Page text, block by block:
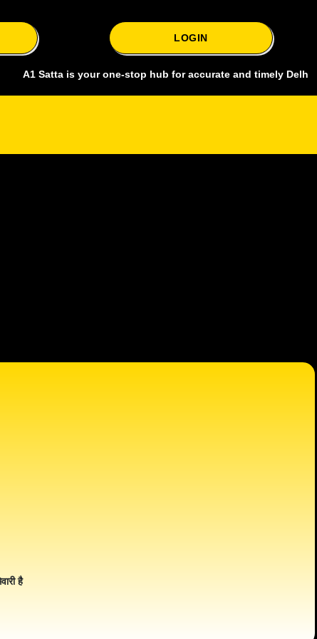
LOGIN
is your one-stop hub for accurate and timely Delhi bazar
है